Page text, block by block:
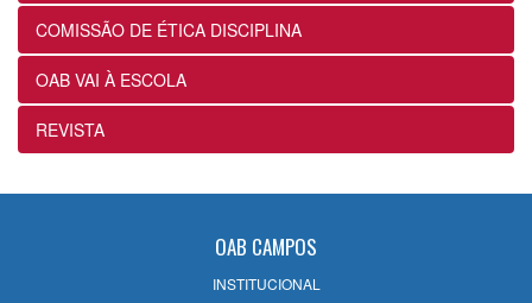
12ª Subseção e ESA alinham projetos e
ações voltados ao fortalecimento dos
futuros advogados
24/07/2026
manuais e cartilhas digitais para apoiar
22/07/2026
COMISSÃO DE ÉTICA DISCIPLINA
OAB VAI À ESCOLA
REVISTA
OAB CAMPOS
INSTITUCIONAL